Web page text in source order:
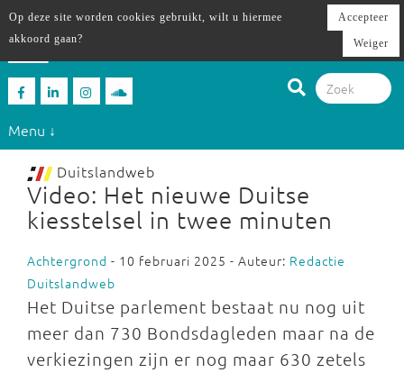
Menu ↓
Duitslandweb
Video: Het nieuwe Duitse
kiesstelsel in twee minuten
Achtergrond - 10 februari 2025 - Auteur: Redactie
Duitslandweb
Het Duitse parlement bestaat nu nog uit
meer dan 730 Bondsdagleden maar na de
verkiezingen zijn er nog maar 630 zetels
Op deze site worden cookies gebruikt, wilt u hiermee
akkoord gaan?
Accepteer
Weiger